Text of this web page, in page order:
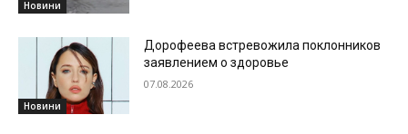
Новини
Новини
Дорофеева встревожила поклонников
заявлением о здоровье
07.08.2026